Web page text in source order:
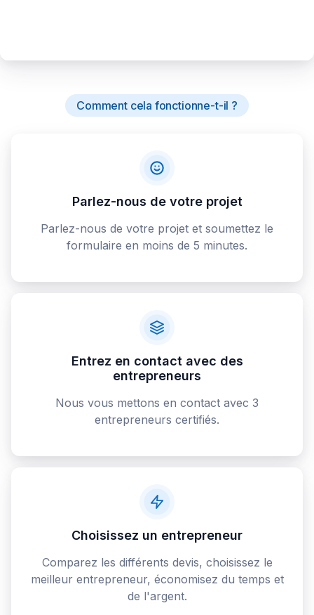
Comment cela fonctionne-t-il ?
Parlez-nous de votre projet
Parlez-nous de votre projet et soumettez le
formulaire en moins de 5 minutes.
Entrez en contact avec des
entrepreneurs
Nous vous mettons en contact avec 3
entrepreneurs certifiés.
Choisissez un entrepreneur
Comparez les différents devis, choisissez le
meilleur entrepreneur, économisez du temps et
de l'argent.